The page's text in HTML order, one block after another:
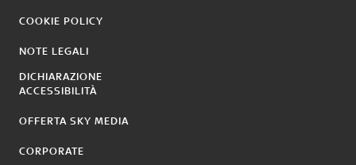
COOKIE POLICY
NOTE LEGALI
DICHIARAZIONE
ACCESSIBILITÀ
OFFERTA SKY MEDIA
CORPORATE